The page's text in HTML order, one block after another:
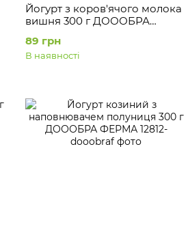
Йогурт з коров'ячого молока
вишня 300 г ДОООБРА
89 грн
В наявності